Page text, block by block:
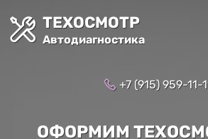
ТЕХОСМОТР
Автодиагностика
+7 (915) 959-11-
ОФОРМИМ